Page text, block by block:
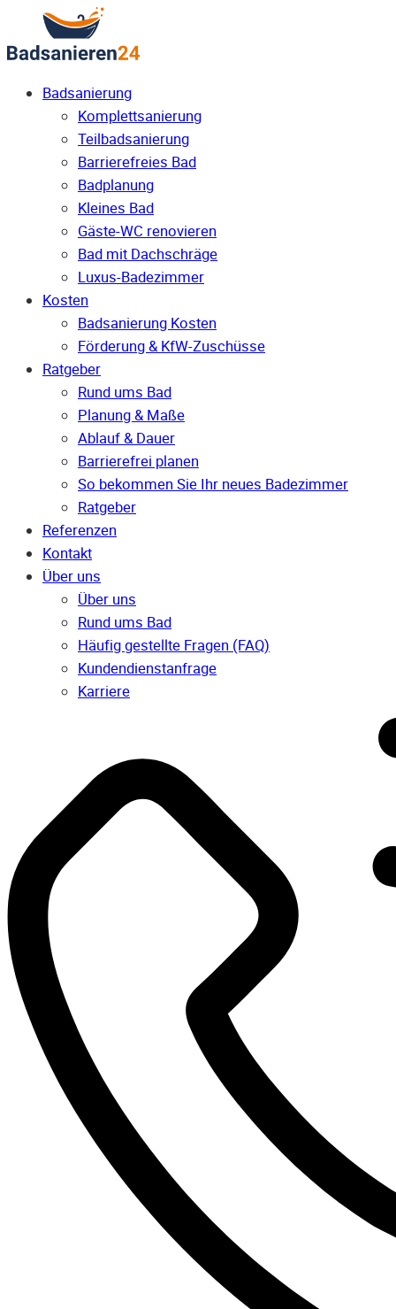
Badsanierung
Komplettsanierung
Teilbadsanierung
Barrierefreies Bad
Badplanung
Kleines Bad
Gäste-WC renovieren
Bad mit Dachschräge
Luxus-Badezimmer
Kosten
Badsanierung Kosten
Förderung & KfW-Zuschüsse
Ratgeber
Rund ums Bad
Planung & Maße
Ablauf & Dauer
Barrierefrei planen
So bekommen Sie Ihr neues Badezimmer
Ratgeber
Referenzen
Kontakt
Über uns
Über uns
Rund ums Bad
Häufig gestellte Fragen (FAQ)
Kunden­dienst­anfrage
Karriere